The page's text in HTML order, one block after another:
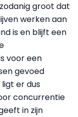
groot dat
werken aan
is en blijft een
voor een
gevoed
er dus
concurrentie
in zijn